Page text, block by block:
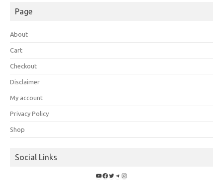
Page
About
Cart
Checkout
Disclaimer
My account
Privacy Policy
Shop
Social Links
YouTube
Facebook
Twitter
Telegram
Instagram